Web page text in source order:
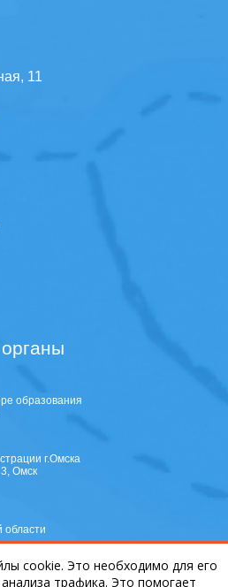
11
образования
г.Омска
Омск
области
области
cookie. Это необходимо для его
трафика. Это помогает